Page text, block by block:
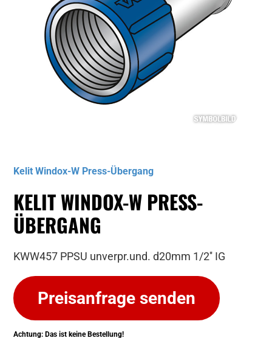
Kelit Windox-W Press-Übergang
KELIT WINDOX-W PRESS-
ÜBERGANG
KWW457 PPSU unverpr.und. d20mm 1/2'' IG
Preisanfrage senden
Achtung: Das ist keine Bestellung!